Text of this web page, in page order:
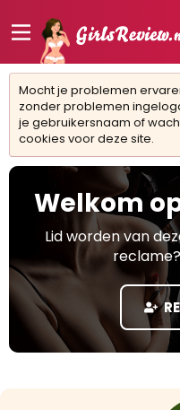
Mocht je problemen
zonder problemen
je gebruikersnaam of
cookies voor deze site.
Welkom
Lid worden van